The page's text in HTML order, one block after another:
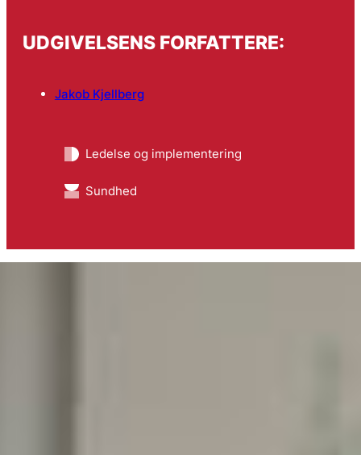
UDGIVELSENS FORFATTERE:
Jakob Kjellberg
Ledelse og implementering
Sundhed